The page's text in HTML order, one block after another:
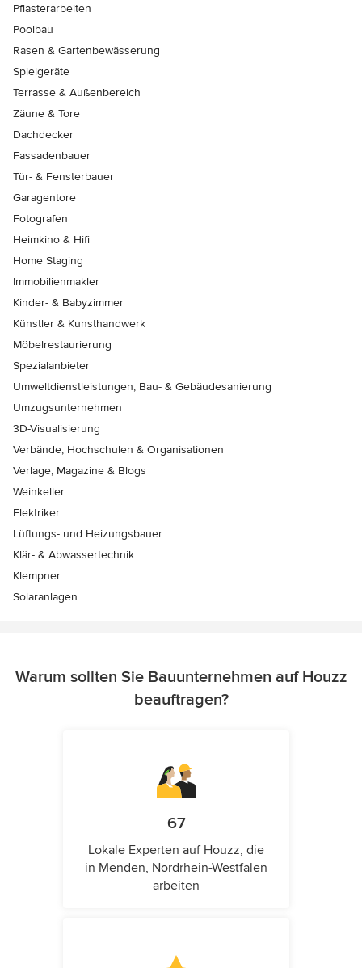
Pflasterarbeiten
Poolbau
Rasen & Gartenbewässerung
Spielgeräte
Terrasse & Außenbereich
Zäune & Tore
Dachdecker
Fassadenbauer
Tür- & Fensterbauer
Garagentore
Fotografen
Heimkino & Hifi
Home Staging
Immobilienmakler
Kinder- & Babyzimmer
Künstler & Kunsthandwerk
Möbelrestaurierung
Spezialanbieter
Umweltdienstleistungen, Bau- & Gebäudesanierung
Umzugsunternehmen
3D-Visualisierung
Verbände, Hochschulen & Organisationen
Verlage, Magazine & Blogs
Weinkeller
Elektriker
Lüftungs- und Heizungsbauer
Klär- & Abwassertechnik
Klempner
Solaranlagen
Warum sollten Sie Bauunternehmen auf Houzz
beauftragen?
67
Lokale Experten auf Houzz, die
in Menden, Nordrhein-Westfalen
arbeiten